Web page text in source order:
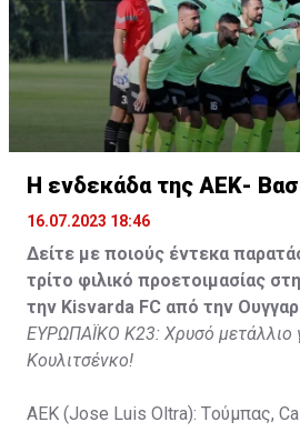
Στον πάγκο: Piric, Στυλιανίδης,
Faraj, Lopes, Angel, Milicevic,
Gonzalez, Guyrcso, Μάμας.
Κisvarda FC (Milos Kruscic):
Lippai, Alic, Kormendi, Makowski,
Spasic.
Στον πάγκο: Petkovic, Cipetic,
Vida, Otvos, Lucas, Camas,
H ενδεκάδα της ΑΕΚ-
16.07.2023 18:46
Δείτε με ποιούς έντεκα
τρίτο φιλικό προετοιμασίας
την Kisvarda FC από την
ΕΥΡΩΠΑΪΚΟ Κ23: Χρυσό μετάλλιο
Κουλιτσένκο!
ΑΕΚ (Jose Luis Oltra): Tούμπας,